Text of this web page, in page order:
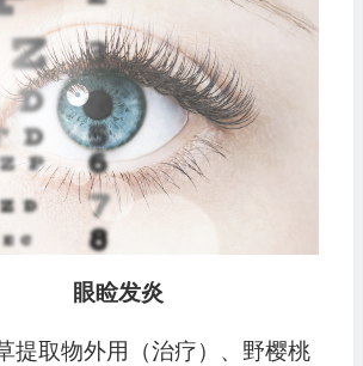
眼睑发炎
提取物外用（治疗）、野樱桃